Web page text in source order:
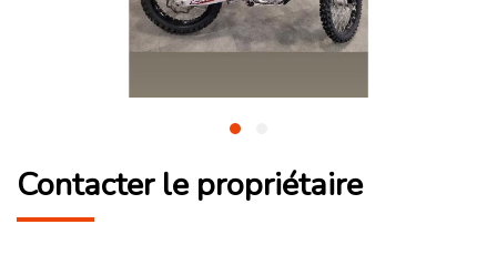
Contacter le propriétaire